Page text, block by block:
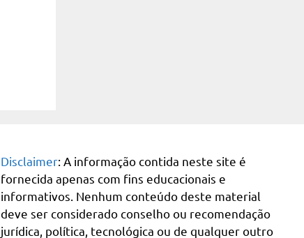
Disclaimer: A informação contida neste site é
fornecida apenas com fins educacionais e
informativos. Nenhum conteúdo deste material
deve ser considerado conselho ou recomendação
jurídica, política, tecnológica ou de qualquer outro